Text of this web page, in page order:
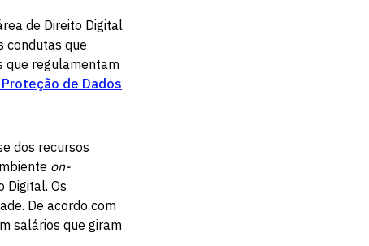
de Direito Digital
condutas que
que regulamentam
de Dados
dos recursos
on-
Digital. Os
De acordo com
salários que giram